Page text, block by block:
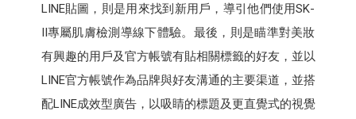
LINE貼圖，則是用來找到新用戶，導引他們使用SK-
II專屬肌膚檢測導線下體驗。最後，則是瞄準對美妝
有興趣的用戶及官方帳號有貼相關標籤的好友，並以
LINE官方帳號作為品牌與好友溝通的主要渠道，並搭
配LINE成效型廣告，以吸睛的標題及更直覺式的視覺